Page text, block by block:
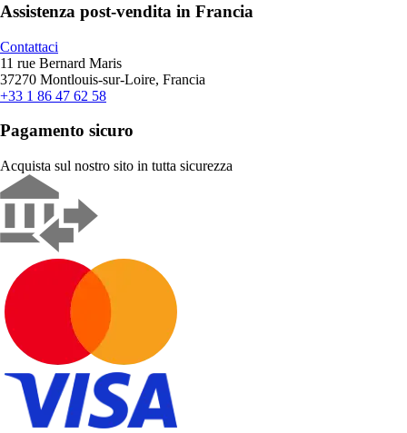
Assistenza post-vendita in Francia
Contattaci
11 rue Bernard Maris
37270 Montlouis-sur-Loire, Francia
+33 1 86 47 62 58
Pagamento sicuro
Acquista sul nostro sito in tutta sicurezza